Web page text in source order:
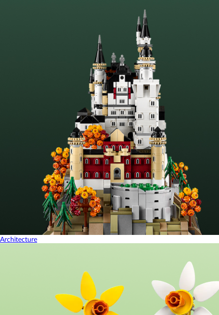
Architecture